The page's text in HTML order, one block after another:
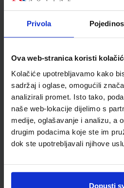
Privola
Ova web-stranica koristi
Kolačiće upotrebljavamo kako
sadržaj i oglase, omogućili
analizirali promet. Isto tako,
naše web-lokacije dijelimo s
medije, oglašavanje i analizu, a
drugim podacima koje ste im
dok ste upotrebljavali njihove
Dopusti
Školski razred
Nastavni predmet
Reg br min